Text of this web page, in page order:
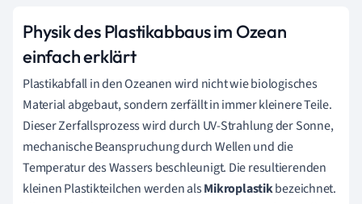
Physik des Plastikabbaus im Ozean
einfach erklärt
Plastikabfall in den Ozeanen wird nicht wie biologisches
Material abgebaut, sondern zerfällt in immer kleinere Teile.
Dieser Zerfallsprozess wird durch UV-Strahlung der Sonne,
mechanische Beanspruchung durch Wellen und die
Temperatur des Wassers beschleunigt. Die resultierenden
kleinen Plastikteilchen werden alsMikroplastikbezeichnet.